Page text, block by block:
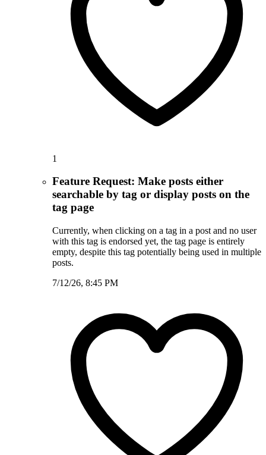
1
Feature Request: Make posts either
searchable by tag or display posts on the
tag page
Currently, when clicking on a tag in a post and no user
with this tag is endorsed yet, the tag page is entirely
empty, despite this tag potentially being used in multiple
posts.
7/12/26, 8:45 PM